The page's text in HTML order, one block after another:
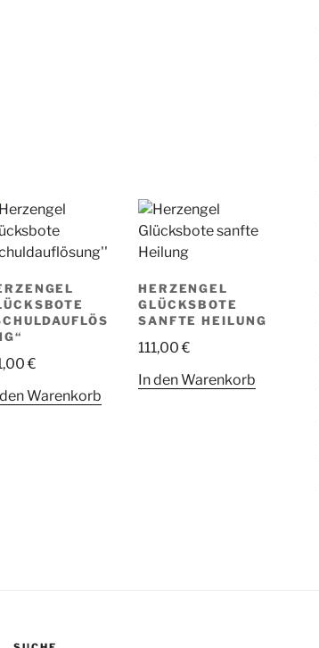
€
Warenkorb
HERZENGEL
GLÜCKSBOTE
SANFTE HEILUNG
111,00€
In den Warenkorb